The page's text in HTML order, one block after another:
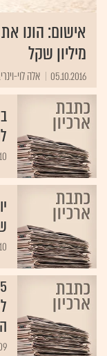
מיליון שקל
05.10.2016 אלה לוי-